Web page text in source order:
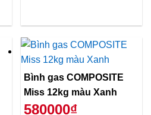
Bình gas COMPOSITE
Miss 12kg màu Xanh
580000₫